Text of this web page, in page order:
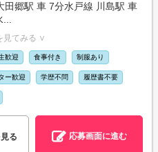
田郷駅 車 7分水戸線 川島駅 車
...
見てみる ∨
歓迎 食事付き 制服あり
ー歓迎 学歴不問 履歴書不要
る 応募画面に進む